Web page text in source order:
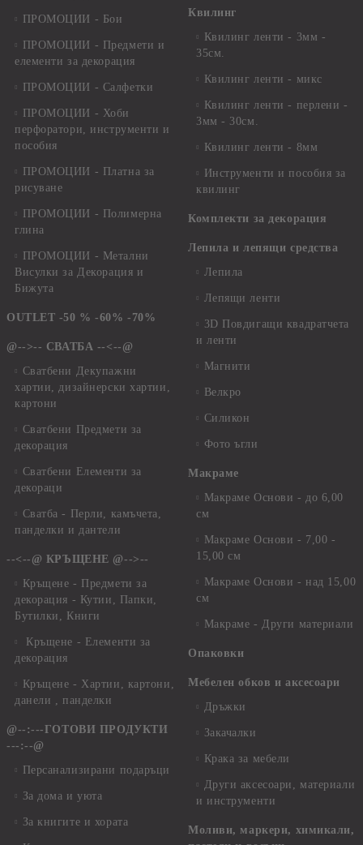
ПРОМОЦИИ - Бои
ПРОМОЦИИ - Предмети и
елементи за декорация
ПРОМОЦИИ - Салфетки
ПРОМОЦИИ - Хоби
перфоратори, инструменти и
пособия
ПРОМОЦИИ - Платна за
рисуване
ПРОМОЦИИ - Полимерна
глина
ПРОМОЦИИ - Метални
Висулки за Декорация и
Бижута
OUTLET -50 % -60% -70%
@-->-- СВАТБА --<--@
Сватбени Декупажни
хартии, дизайнерски хартии,
картони
Сватбени Предмети за
декорация
Сватбени Елементи за
декораци
Сватба - Перли, камъчета,
панделки и дантели
--<--@ КРЪЩЕНЕ @-->--
Кръщене - Предмети за
декорация - Кутии, Папки,
Бутилки, Книги
Кръщене - Елементи за
декорация
Кръщене - Хартии, картони,
данели , панделки
@--:---ГОТОВИ ПРОДУКТИ
---:--@
Персанализирани подаръци
За дома и уюта
За книгите и хората
Квилинг
Квилинг ленти - 3мм -
35см.
Квилинг ленти - микс
Квилинг ленти - перлени -
3мм - 30см.
Квилинг ленти - 8мм
Инструменти и пособия за
квилинг
Комплекти за декорация
Лепила и лепящи средства
Лепила
Лепящи ленти
3D Повдигащи квадратчета
и ленти
Магнити
Велкро
Силикон
Фото ъгли
Макраме
Макраме Основи - до 6,00
см
Макраме Основи - 7,00 -
15,00 см
Макраме Основи - над 15,00
см
Макраме - Други материали
Опаковки
Мебелен обков и аксесоари
Дръжки
Закачалки
Крака за мебели
Други аксесоари, материали
и инструменти
Моливи, маркери, химикали,